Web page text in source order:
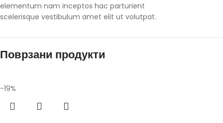
elementum nam inceptos hac parturient
scelerisque vestibulum amet elit ut volutpat.
Поврзани продукти
-19%